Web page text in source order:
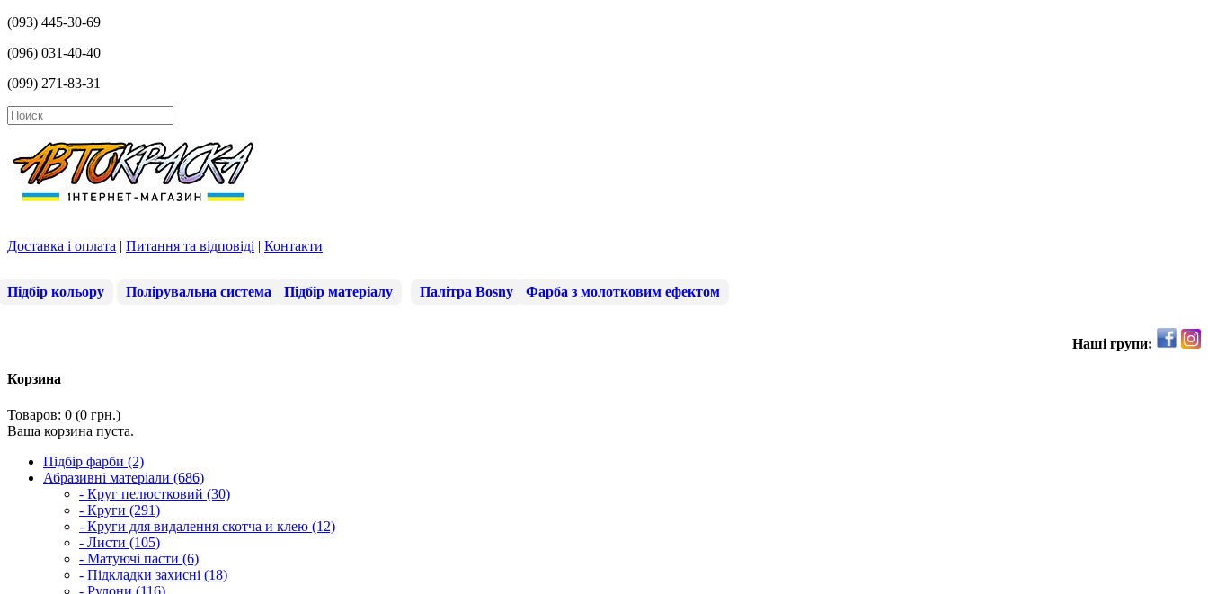
(093) 445-30-69
(096) 031-40-40
(099) 271-83-31
Доставка і оплата | Питання та відповіді | Контакти
Підбір кольору Полірувальна система Підбір матеріалу Палітра Bosny Фарба з молотковим ефектом
Наші групи:
Корзина
Товаров: 0 (0 грн.)
Ваша корзина пуста.
Підбір фарби (2)
Абразивні матеріали (686)
- Круг пелюстковий (30)
- Круги (291)
- Круги для видалення скотча и клею (12)
- Листи (105)
- Матуючі пасти (6)
- Підкладки захисні (18)
- Рулони (116)